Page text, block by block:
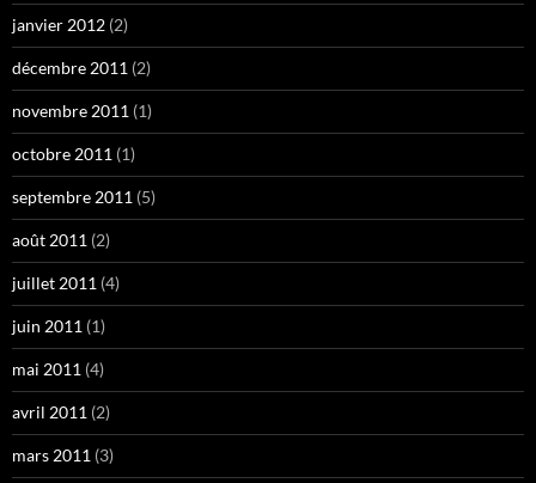
janvier 2012 (2)
décembre 2011 (2)
novembre 2011 (1)
octobre 2011 (1)
septembre 2011 (5)
août 2011 (2)
juillet 2011 (4)
juin 2011 (1)
mai 2011 (4)
avril 2011 (2)
mars 2011 (3)